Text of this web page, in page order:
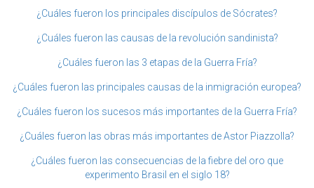
¿Cuáles fueron los principales discípulos de Sócrates?
¿Cuáles fueron las causas de la revolución sandinista?
¿Cuáles fueron las 3 etapas de la Guerra Fría?
¿Cuáles fueron las principales causas de la inmigración europea?
¿Cuáles fueron los sucesos más importantes de la Guerra Fría?
¿Cuáles fueron las obras más importantes de Astor Piazzolla?
¿Cuáles fueron las consecuencias de la fiebre del oro que
experimento Brasil en el siglo 18?